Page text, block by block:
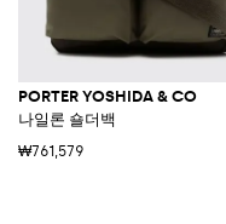
PORTER YOSHIDA & CO
나일론 숄더백
₩761,579